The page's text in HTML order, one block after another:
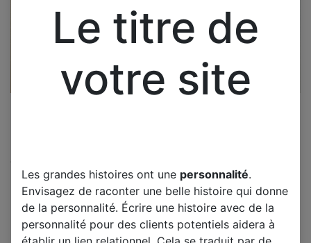
BRANDT B5506UHD LED
CARTE T-CON
19Y_BGU11BPCMTA4 V0.1
Le titre de
votre site
Les grandes histoires ont une personnalité.
Envisagez de raconter une belle histoire qui donne
de la personnalité. Écrire une histoire avec de la
personnalité pour des clients potentiels aidera à